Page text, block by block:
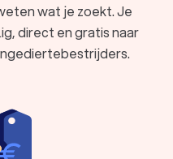
plagen gebruikt
om het
gif, gas of
binnen komt, verwijdert
broedplaatsen en
je kunt nemen om
wat je zoekt. Je
direct en gratis naar